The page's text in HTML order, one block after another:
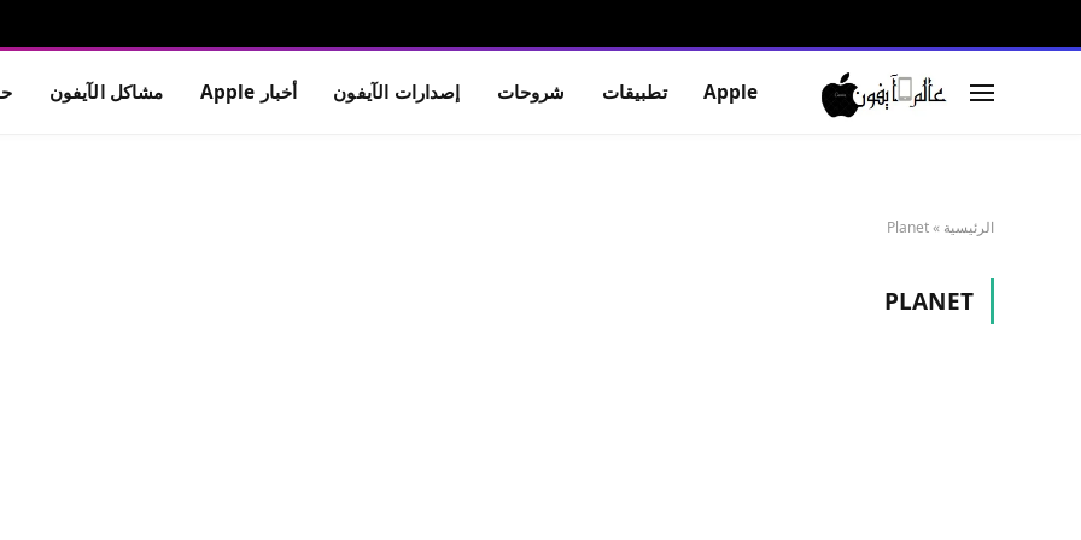
Apple تطبيقات شروحات إصدارات الآيفون أخبار Apple مشاكل الآيفون
الرئيسية »
Planet
PLANET